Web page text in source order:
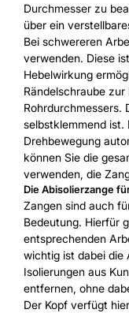
Durchmesser zu
über ein
Bei schwereren
verwenden. Diese
Hebelwirkung
Rändelschraube
Rohrdurchmessers.
selbstklemmend ist.
Drehbewegung
können Sie die
verwenden, die
Die Abisolierzange
Zangen sind auch
Bedeutung. Hierfür
entsprechenden
wichtig ist dabei die
Isolierungen aus
entfernen, ohne
Der Kopf verfügt